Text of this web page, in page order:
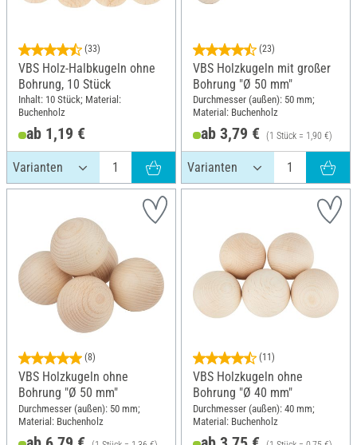
(33)
VBS Holz-Halbkugeln ohne
Bohrung, 10 Stück
Inhalt: 10 Stück; Material:
Buchenholz
ab 1,19 €
(23)
VBS Holzkugeln mit großer
Bohrung "Ø 50 mm"
Durchmesser (außen): 50 mm;
Material: Buchenholz
ab 3,79 € (1 Stück = 1,90 €)
(8)
VBS Holzkugeln ohne
Bohrung "Ø 50 mm"
Durchmesser (außen): 50 mm;
Material: Buchenholz
(11)
VBS Holzkugeln ohne
Bohrung "Ø 40 mm"
Durchmesser (außen): 40 mm;
Material: Buchenholz